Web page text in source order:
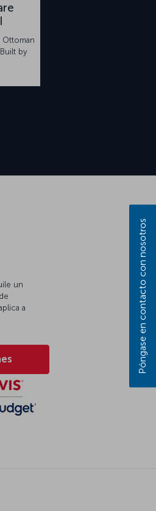
by
un
a
Póngase en contacto con nosotros